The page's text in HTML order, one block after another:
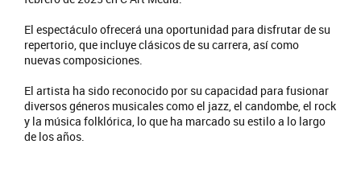
El espectáculo ofrecerá una oportunidad para disfrutar de su
repertorio, que incluye clásicos de su carrera, así como
nuevas composiciones.
El artista ha sido reconocido por su capacidad para fusionar
diversos géneros musicales como el jazz, el candombe, el rock
y la música folklórica, lo que ha marcado su estilo a lo largo
de los años.